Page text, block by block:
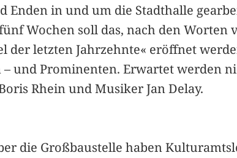
Enden in und um die Stadthalle
Wochen soll das, nach den Worten
der letzten Jahrzehnte« eröffnet
und Prominenten. Erwartet werden
Rhein und Musiker Jan Delay.
die Großbaustelle haben